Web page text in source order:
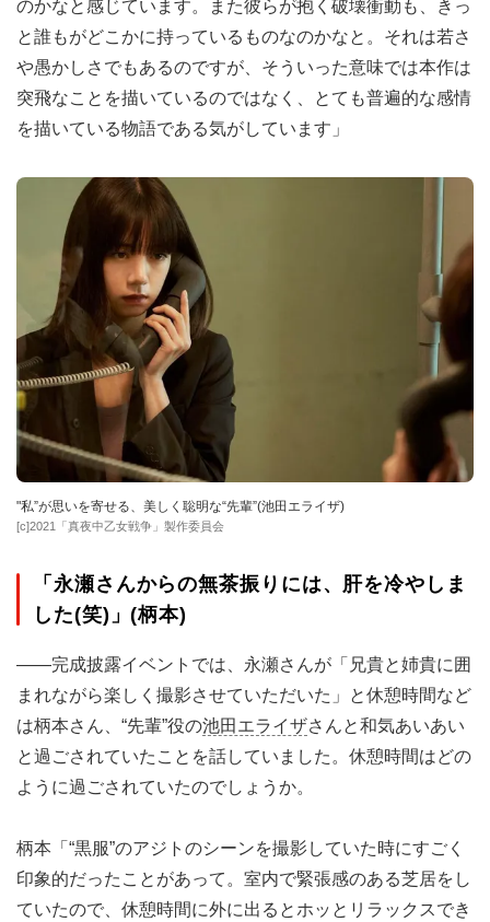
のかなと感じています。また彼らが抱く破壊衝動も、きっ
と誰もがどこかに持っているものなのかなと。それは若さ
や愚かしさでもあるのですが、そういった意味では本作は
突飛なことを描いているのではなく、とても普遍的な感情
を描いている物語である気がしています」
"私”が思いを寄せる、美しく聡明な“先輩”(池田エライザ)
[c]2021「真夜中乙女戦争」製作委員会
「永瀬さんからの無茶振りには、肝を冷やしま
した(笑)」(柄本)
――完成披露イベントでは、永瀬さんが「兄貴と姉貴に囲
まれながら楽しく撮影させていただいた」と休憩時間など
は柄本さん、“先輩”役の池田エライザさんと和気あいあい
と過ごされていたことを話していました。休憩時間はどの
ように過ごされていたのでしょうか。
柄本「“黒服”のアジトのシーンを撮影していた時にすごく
印象的だったことがあって。室内で緊張感のある芝居をし
ていたので、休憩時間に外に出るとホッとリラックスでき